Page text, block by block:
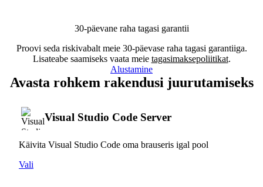
30-päevane raha tagasi garantii
Proovi seda riskivabalt meie 30-päevase raha tagasi garantiiga.
Lisateabe saamiseks vaata meie tagasimaksepoliitikat.
Alustamine
Avasta rohkem rakendusi juurutamiseks
Visual Studio Code Server
Käivita Visual Studio Code oma brauseris igal pool
Vali